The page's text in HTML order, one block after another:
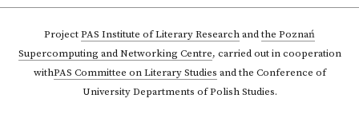
ProjectPAS Institute of Literary Researchandthe Poznań
Supercomputing and Networking Centre, carried out in cooperation
withPAS Committee on Literary Studies and the Conference of
University Departments of Polish Studies.